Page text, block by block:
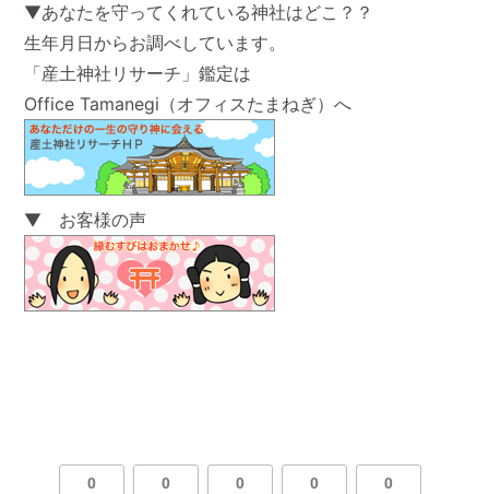
▼あなたを守ってくれている神社はどこ？？
生年月日からお調べしています。
「産土神社リサーチ」鑑定は
Office Tamanegi（オフィスたまねぎ）へ
▼ お客様の声
0 0 0 0 0